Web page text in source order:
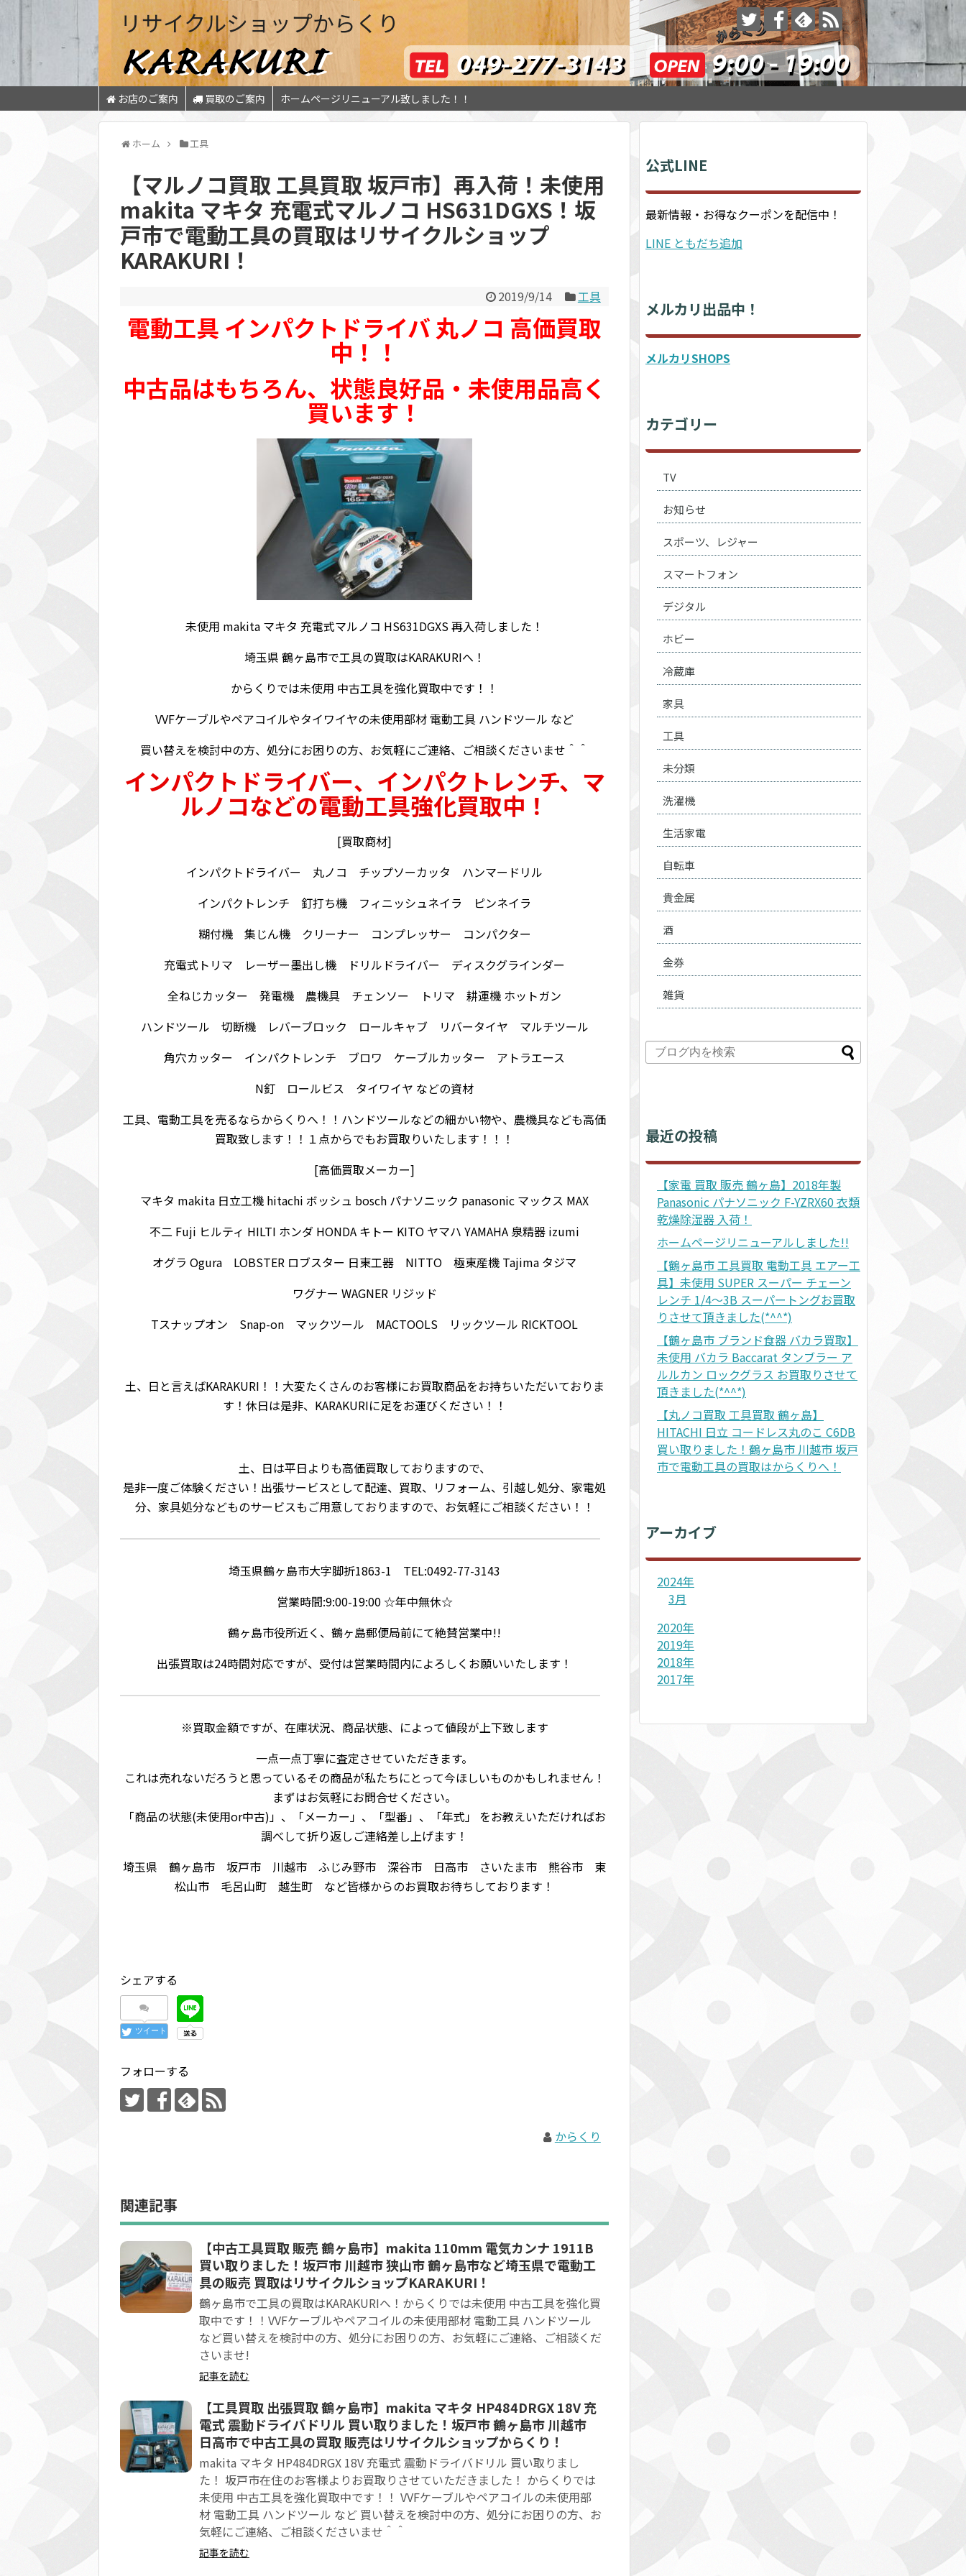
リサイクルショップからくり
お店のご案内 買取のご案内 ホームページリニューアル致しました！！
ホーム 工具
【マルノコ買取 工具買取 坂戸市】再入荷！未使用
makita マキタ 充電式マルノコ HS631DGXS！坂
戸市で電動工具の買取はリサイクルショップ
KARAKURI！
2019/9/14 工具
電動工具 インパクトドライバ 丸ノコ 高価買取
中！！
中古品はもちろん、状態良好品・未使用品高く
買います！
未使用 makita マキタ 充電式マルノコ HS631DGXS 再入荷しました！
埼玉県 鶴ヶ島市で工具の買取はKARAKURIへ！
からくりでは未使用 中古工具を強化買取中です！！
VVFケーブルやペアコイルやタイワイヤの未使用部材 電動工具 ハンドツール など
買い替えを検討中の方、処分にお困りの方、お気軽にご連絡、ご相談くださいませ＾＾
インパクトドライバー、インパクトレンチ、マ
ルノコなどの電動工具強化買取中！
[買取商材]
インパクトドライバー 丸ノコ チップソーカッタ ハンマードリル
インパクトレンチ 釘打ち機 フィニッシュネイラ ピンネイラ
糊付機 集じん機 クリーナー コンプレッサー コンパクター
充電式トリマ レーザー墨出し機 ドリルドライバー ディスクグラインダー
全ねじカッター 発電機 農機具 チェンソー トリマ 耕運機 ホットガン
ハンドツール 切断機 レバーブロック ロールキャブ リバータイヤ マルチツール
角穴カッター インパクトレンチ ブロワ ケーブルカッター アトラエース
N釘 ロールビス タイワイヤ などの資材
工具、電動工具を売るならからくりへ！！ハンドツールなどの細かい物や、農機具なども高価
買取致します！！１点からでもお買取りいたします！！！
[高価買取メーカー]
マキタ makita 日立工機 hitachi ボッシュ bosch パナソニック panasonic マックス MAX
不二 Fuji ヒルティ HILTI ホンダ HONDA キトー KITO ヤマハ YAMAHA 泉精器 izumi
オグラ Ogura LOBSTER ロブスター 日東工器 NITTO 極東産機 Tajima タジマ
ワグナー WAGNER リジッド
Tスナップオン Snap-on マックツール MACTOOLS リックツール RICKTOOL
土、日と言えばKARAKURI！！大変たくさんのお客様にお買取商品をお持ちいただいておりま
す！休日は是非、KARAKURIに足をお運びください！！
土、日は平日よりも高価買取しておりますので、
是非一度ご体験ください！出張サービスとして配達、買取、リフォーム、引越し処分、家電処
分、家具処分などものサービスもご用意しておりますので、お気軽にご相談ください！！
埼玉県鶴ヶ島市大字脚折1863-1 TEL:0492-77-3143
営業時間:9:00-19:00 ☆年中無休☆
鶴ヶ島市役所近く、鶴ヶ島郵便局前にて絶賛営業中!!
出張買取は24時間対応ですが、受付は営業時間内によろしくお願いいたします！
※買取金額ですが、在庫状況、商品状態、によって値段が上下致します
一点一点丁寧に査定させていただきます。
これは売れないだろうと思っているその商品が私たちにとって今ほしいものかもしれません！
まずはお気軽にお問合せください。
「商品の状態(未使用or中古)」、「メーカー」、「型番」、「年式」 をお教えいただければお
調べして折り返しご連絡差し上げます！
埼玉県 鶴ヶ島市 坂戸市 川越市 ふじみ野市 深谷市 日高市 さいたま市 熊谷市 東
松山市 毛呂山町 越生町 など皆様からのお買取お待ちしております！
シェアする
ツイート
フォローする
からくり
関連記事
【中古工具買取 販売 鶴ヶ島市】makita 110mm 電気カンナ 1911B
買い取りました！坂戸市 川越市 狭山市 鶴ヶ島市など埼玉県で電動工
具の販売 買取はリサイクルショップKARAKURI！
鶴ヶ島市で工具の買取はKARAKURIへ！からくりでは未使用 中古工具を強化買
取中です！！VVFケーブルやペアコイルの未使用部材 電動工具 ハンドツール
など買い替えを検討中の方、処分にお困りの方、お気軽にご連絡、ご相談くだ
さいませ!
記事を読む
【工具買取 出張買取 鶴ヶ島市】makita マキタ HP484DRGX 18V 充
電式 震動ドライバドリル 買い取りました！坂戸市 鶴ヶ島市 川越市
日高市で中古工具の買取 販売はリサイクルショップからくり！
makita マキタ HP484DRGX 18V 充電式 震動ドライバドリル 買い取りまし
た！ 坂戸市在住のお客様よりお買取りさせていただきました！ からくりでは
未使用 中古工具を強化買取中です！！ VVFケーブルやペアコイルの未使用部
材 電動工具 ハンドツール など 買い替えを検討中の方、処分にお困りの方、お
気軽にご連絡、ご相談くださいませ＾＾
記事を読む
公式LINE
最新情報・お得なクーポンを配信中！
LINE ともだち追加
メルカリ出品中！
メルカリSHOPS
カテゴリー
TV
お知らせ
スポーツ、レジャー
スマートフォン
デジタル
ホビー
冷蔵庫
家具
工具
未分類
洗濯機
生活家電
自転車
貴金属
酒
金券
雑貨
最近の投稿
【家電 買取 販売 鶴ヶ島】2018年製
Panasonic パナソニック F-YZRX60 衣類
乾燥除湿器 入荷！
ホームページリニューアルしました!!
【鶴ヶ島市 工具買取 電動工具 エアー工
具】未使用 SUPER スーパー チェーン
レンチ 1/4～3B スーパートングお買取
りさせて頂きました(*^^*)
【鶴ヶ島市 ブランド食器 バカラ買取】
未使用 バカラ Baccarat タンブラー ア
ルルカン ロックグラス お買取りさせて
頂きました(*^^*)
【丸ノコ買取 工具買取 鶴ヶ島】
HITACHI 日立 コードレス丸のこ C6DB
買い取りました！鶴ヶ島市 川越市 坂戸
市で電動工具の買取はからくりへ！
アーカイブ
2024年
3月
2020年
2019年
2018年
2017年